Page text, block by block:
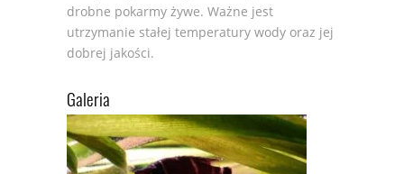
drobne pokarmy żywe. Ważne jest
utrzymanie stałej temperatury wody oraz jej
dobrej jakości.
Galeria